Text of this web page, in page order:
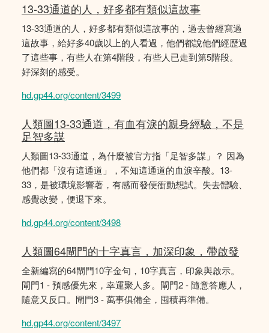
13-33通道的人，好多都有類似這故事
13-33通道的人，好多都有類似這故事的，過去曾經寫過
這故事，給好多40歲以上的人看過，他們都說他們經歴過
了這些事，有些人在第4階段，有些人已走到第5階段。
好深刻的感受。
hd.gp44.org/content/3499
人類圖13-33通道，有血有淚的親身經驗，不是
足智多謀
人類圖13-33通道，為什麼被官方指「足智多謀」？ 因為
他們都「沒有這通道」，不知這通道的血淚辛酸。13-
33，是被環境影響著，有感而發便衝動想試。失去體驗、
感覺改變，便退下來。
hd.gp44.org/content/3498
人類圖64閘門的十字真言，加深印象，帶啟發
全新編寫的64閘門10字金句，10字真言，印象與啟示。
閘門1 - 預感優先來，幸運聚人多。閘門2 - 隨意答應人，
隨意又反口。閘門3 - 萬事俱備全，囤積再準備。
hd.gp44.org/content/3497